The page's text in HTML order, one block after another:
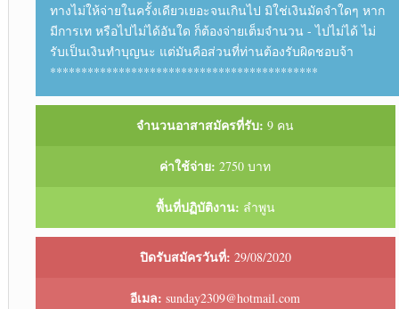
ทางไม่ให้จ่ายในครั้งเดียวเยอะจนเกินไป มิใช่เงินมัดจำใดๆ หาก
มีการเท หรือไปไม่ได้อันใด ก็ต้องจ่ายเต็มจำนวน - ไปไม่ได้ ไม่
รับเป็นเงินทำบุญนะ แต่มันคือส่วนที่ท่านต้องรับผิดชอบจ้า
*******************************************
จำนวนอาสาสมัครที่รับ: 9 คน
ค่าใช้จ่าย: 2750 บาท
พื้นที่ปฏิบัติงาน: ลำพูน
ปิดรับสมัครวันที่: 29/08/2020
อีเมล: sunday2309@hotmail.com